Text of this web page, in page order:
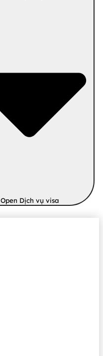
Open Dịch vụ visa